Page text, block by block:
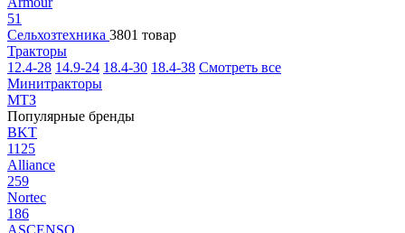
51
Сельхозтехника 3801 товар
Тракторы
12.4-28 14.9-24 18.4-30 18.4-38 Смотреть все
Минитракторы
МТЗ
Популярные бренды
BKT
1125
Alliance
259
Nortec
186
ASCENSO